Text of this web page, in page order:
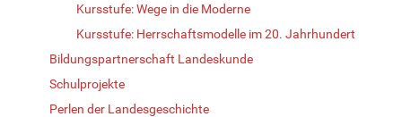
Kursstufe: Wege in die Moderne
Kursstufe: Herrschaftsmodelle im 20. Jahrhundert
Bildungspartnerschaft Landeskunde
Schulprojekte
Perlen der Landesgeschichte